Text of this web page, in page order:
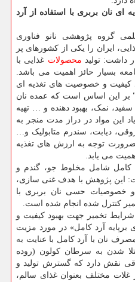
نان بربری با استفاده از آرد
گروه پژوهشی نانو فناوری
ایران را یکی از کشورهای پر
داشت: تولید محصولات غذایی با
بسیار حائز اهمیت می باشد.
کیفیت و خصوصیت های تغذیه ‏ای
بر این اساس است که عمده نان
نمک، بهبود دهنده و … تهیه
این مواد در دراز مدت منجر به
دیابت، سندرم متابولیک و…
توجه به ارزش های تغذیه
می یابد.
کامل شامل مخلوط جو، گندم و
این پژوهش با هدف غنی سازی،
و خصوصیات حسی نان بربری با
کنترل شده انجام شده است.
تخمیر جهت بهبود کیفیت و
آرد کامل» در مورد مزیت
نان با آرد کامل با عنایت به
شدن به سرطان کولون (روده
نقش دارد که گسترش تولید و
مختلف بعنوان غذای سالم،